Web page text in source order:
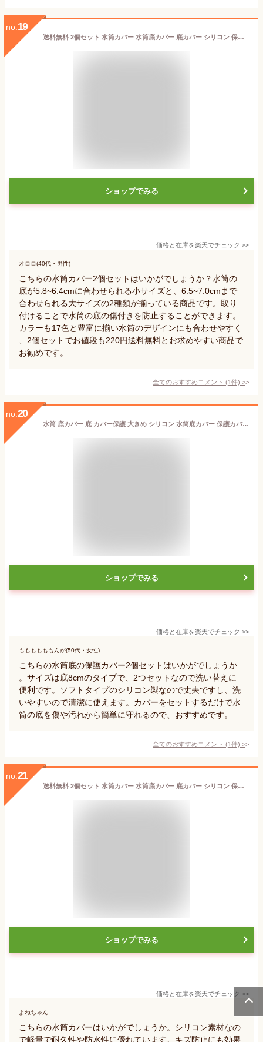
no. 19
送料無料 2個セット 水筒カバー 水筒底カバー 底カバー シリコン 保護カバー 滑り止め 傷防止 ボトル底 魔法瓶 タンブラー 携帯マグ シンプル 底キャップ カラフル おしゃれ
ショップでみる
価格と在庫を楽天でチェック >>
オロロ(40代・男性)
こちらの水筒カバー2個セットはいかがでしょうか？水筒の
底が5.8~6.4cmに合わせられる小サイズと、6.5~7.0cmまで
合わせられる大サイズの2種類が揃っている商品です。取り
付けることで水筒の底の傷付きを防止することができます。
カラーも17色と豊富に揃い水筒のデザインにも合わせやすく
、2個セットでお値段も220円送料無料とお求めやすい商品で
お勧めです。
全てのおすすめコメント (1件) >
no. 20
水筒 底カバー 底 カバー保護 大きめ シリコン 水筒底カバー 保護カバー 滑りにくい 傷防止 カバー 大 2個セット
ショップでみる
価格と在庫を楽天でチェック >>
ももももももんが(50代・女性)
こちらの水筒底の保護カバー2個セットはいかがでしょうか
。サイズは底8cmのタイプで、2つセットなので洗い替えに
便利です。ソフトタイプのシリコン製なので丈夫ですし、洗
いやすいので清潔に使えます。カバーをセットするだけで水
筒の底を傷や汚れから簡単に守れるので、おすすめです。
全てのおすすめコメント (1件) >
no. 21
送料無料 2個セット 水筒カバー 水筒底カバー 底カバー シリコン 保護カバー 滑り止め 傷防止 ボトル底 魔法瓶 タンブラー 携帯マグ シンプル 底キャップ カラフル おしゃれ
ショップでみる
価格と在庫を楽天でチェック >>
よねちゃん
こちらの水筒カバーはいかがでしょうか。シリコン素材なの
で軽量で耐久性や防水性に優れています。キズ防止にも効果